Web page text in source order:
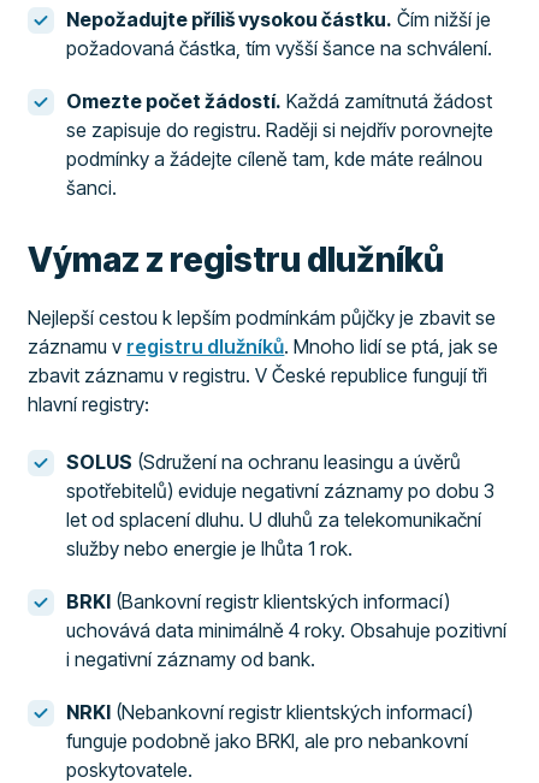
Nepožadujte příliš vysokou částku. Čím nižší je
požadovaná částka, tím vyšší šance na schválení.
Omezte počet žádostí. Každá zamítnutá žádost
se zapisuje do registru. Raději si nejdřív porovnejte
podmínky a žádejte cíleně tam, kde máte reálnou
šanci.
Výmaz z registru dlužníků
Nejlepší cestou k lepším podmínkám půjčky je zbavit se
záznamu v registru dlužníků. Mnoho lidí se ptá, jak se
zbavit záznamu v registru. V České republice fungují tři
hlavní registry:
SOLUS (Sdružení na ochranu leasingu a úvěrů
spotřebitelů) eviduje negativní záznamy po dobu 3
let od splacení dluhu. U dluhů za telekomunikační
služby nebo energie je lhůta 1 rok.
BRKI (Bankovní registr klientských informací)
uchovává data minimálně 4 roky. Obsahuje pozitivní
i negativní záznamy od bank.
NRKI (Nebankovní registr klientských informací)
funguje podobně jako BRKI, ale pro nebankovní
poskytovatele.